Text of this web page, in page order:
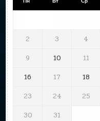
2
3 4
9
10 11
16
17 18
23
24 25
30
31